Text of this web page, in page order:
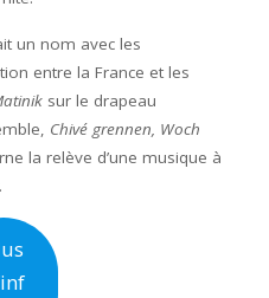
un nom avec les
entre la France et les
sur le drapeau
Chivé grennen, Woch
la relève d’une musique à